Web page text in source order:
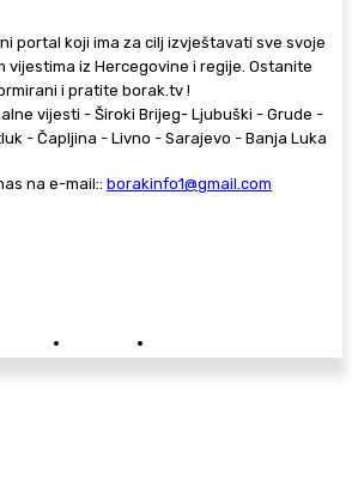
portal koji ima za cilj izvještavati sve svoje
vijestima iz Hercegovine i regije. Ostanite
i pratite borak.tv !
vijesti - Široki Brijeg- Ljubuški - Grude -
- Čapljina - Livno - Sarajevo - Banja Luka
na e-mail:: borakinfo1@gmail.com